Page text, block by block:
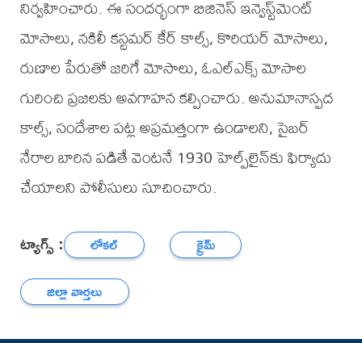
నిర్వహించారు. ఈ సందర్భంగా బిజినెస్ ఇన్వెస్ట్‌మెంట్
మోసాలు, నకిలీ కస్టమర్ కేర్ కాల్స్, కొరియర్ మోసాలు,
రుణాల పేరుతో జరిగే మోసాలు, ఓఎల్‌ఎక్స్ మోసాల
గురించి ప్రజలకు అవగాహన కల్పించారు. అనుమానాస్పద
కాల్స్, సందేశాల పట్ల అప్రమత్తంగా ఉండాలని, సైబర్
నేరాల బారిన పడితే వెంటనే 1930 హెల్ప్‌లైన్‌కు ఫిర్యాదు
చేయాలని పోలీసులు సూచించారు.
ట్యాగ్స్ : లోకల్
క్రైమ్
జిల్లా వార్తలు